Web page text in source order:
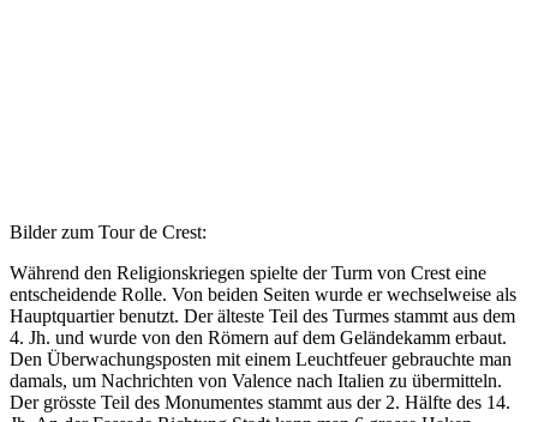
Bilder zum Tour de Crest:
Während den Religionskriegen spielte der Turm von Crest eine
entscheidende Rolle. Von beiden Seiten wurde er wechselweise als
Hauptquartier benutzt. Der älteste Teil des Turmes stammt aus dem
4. Jh. und wurde von den Römern auf dem Geländekamm erbaut.
Den Überwachungsposten mit einem Leuchtfeuer gebrauchte man
damals, um Nachrichten von Valence nach Italien zu übermitteln.
Der grösste Teil des Monumentes stammt aus der 2. Hälfte des 14.